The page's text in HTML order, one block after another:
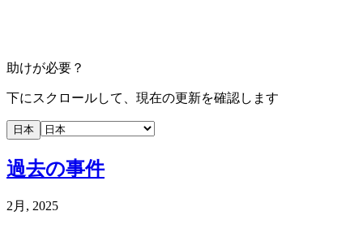
助けが必要？
下にスクロールして、現在の更新を確認します
日本
過去の事件
2月, 2025